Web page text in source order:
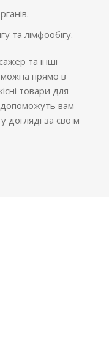
та лімфообігу.
та інші
можна прямо в
товари для
вам
догляді за своїм